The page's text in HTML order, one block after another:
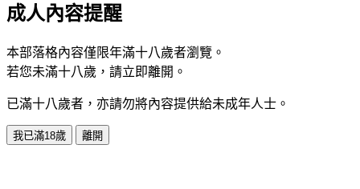
成人內容提醒
本部落格內容僅限年滿十八歲者瀏覽。
若您未滿十八歲，請立即離開。
已滿十八歲者，亦請勿將內容提供給未成年人士。
我已滿18歲 離開